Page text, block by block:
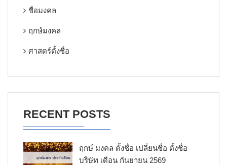
ชื่อมงคล
ฤกษ์มงคล
ศาสตร์ตั้งชื่อ
RECENT POSTS
ฤกษ์ มงคล ตั้งชื่อ เปลี่ยนชื่อ ตั้งชื่อ
บริษัท เดือน กันยายน 2569